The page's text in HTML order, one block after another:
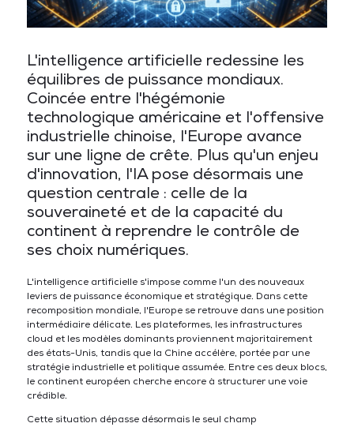
L'intelligence artificielle redessine les
équilibres de puissance mondiaux.
Coincée entre l'hégémonie
technologique américaine et l'offensive
industrielle chinoise, l'Europe avance
sur une ligne de crête. Plus qu'un enjeu
d'innovation, l'IA pose désormais une
question centrale : celle de la
souveraineté et de la capacité du
continent à reprendre le contrôle de
ses choix numériques.
L'intelligence artificielle s'impose comme l'un des nouveaux
leviers de puissance économique et stratégique. Dans cette
recomposition mondiale, l'Europe se retrouve dans une position
intermédiaire délicate. Les plateformes, les infrastructures
cloud et les modèles dominants proviennent majoritairement
des états-Unis, tandis que la Chine accélère, portée par une
stratégie industrielle et politique assumée. Entre ces deux blocs,
le continent européen cherche encore à structurer une voie
crédible.
Cette situation dépasse désormais le seul champ